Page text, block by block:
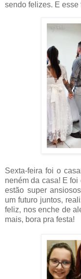
sendo felizes. E
Sexta-feira foi o
neném da casa! E
estão super
um futuro juntos,
feliz, nos enche de
mais, bora pra festa!